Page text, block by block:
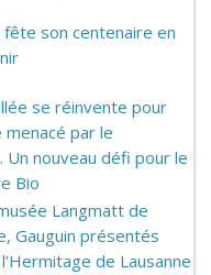
son centenaire en
se réinvente pour
par le
Un nouveau défi pour le
Bio
Langmatt de
Gauguin présentés
de Lausanne